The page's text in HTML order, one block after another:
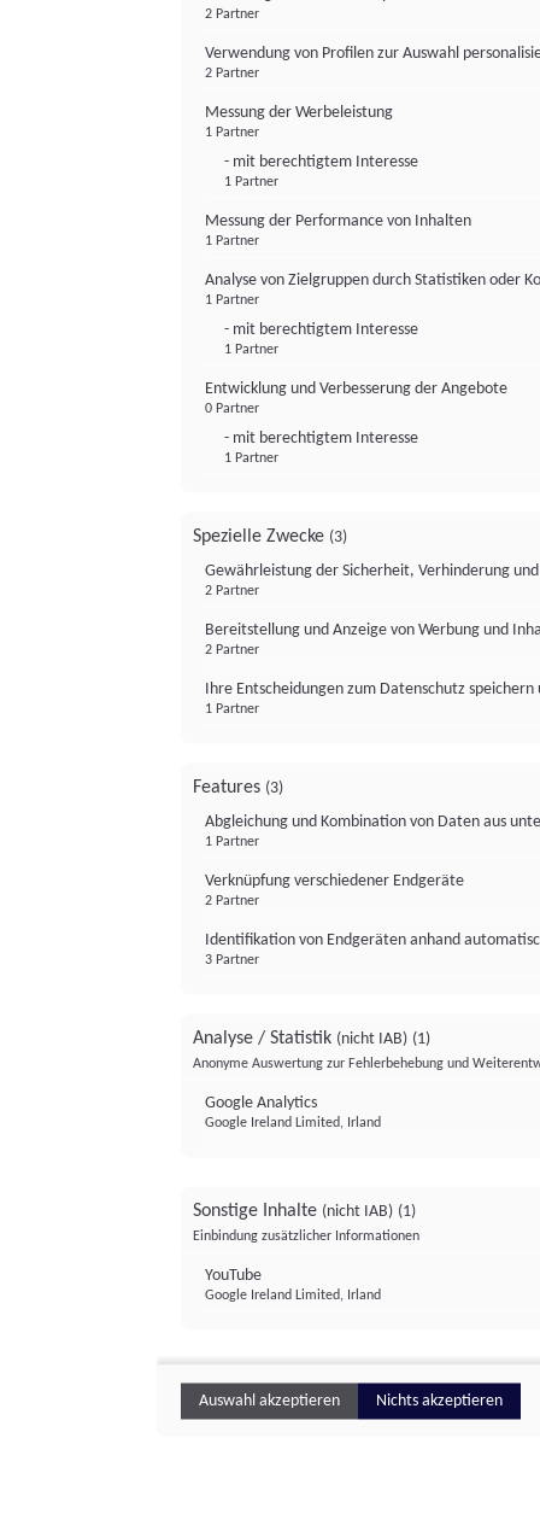
2 Partner
Verwendung von Profilen zur Auswahl
2 Partner
Messung der Werbeleistung
1 Partner
- mit berechtigtem Interesse
1 Partner
Messung der Performance von Inhalten
1 Partner
Analyse von Zielgruppen durch Statistiken oder
1 Partner
- mit berechtigtem Interesse
1 Partner
Entwicklung und Verbesserung der Angebote
0 Partner
- mit berechtigtem Interesse
1 Partner
Spezielle Zwecke (3)
Gewährleistung der Sicherheit, Verhinderung
2 Partner
Bereitstellung und Anzeige von Werbung und
2 Partner
Ihre Entscheidungen zum Datenschutz
1 Partner
Features (3)
Abgleichung und Kombination von Daten aus
1 Partner
Verknüpfung verschiedener Endgeräte
2 Partner
Identifikation von Endgeräten anhand
3 Partner
Analyse / Statistik (nicht IAB) (1)
Anonyme Auswertung zur Fehlerbehebung und
Google Analytics
Google Ireland Limited, Irland
Sonstige Inhalte (nicht IAB) (1)
Einbindung zusätzlicher Informationen
YouTube
Google Ireland Limited, Irland
Auswahl akzeptieren Nichts akzeptieren